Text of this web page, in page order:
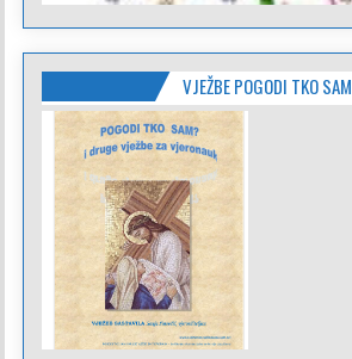
VJEŽBE POGODI TKO SAM